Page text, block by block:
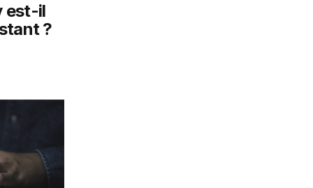
est-il
?